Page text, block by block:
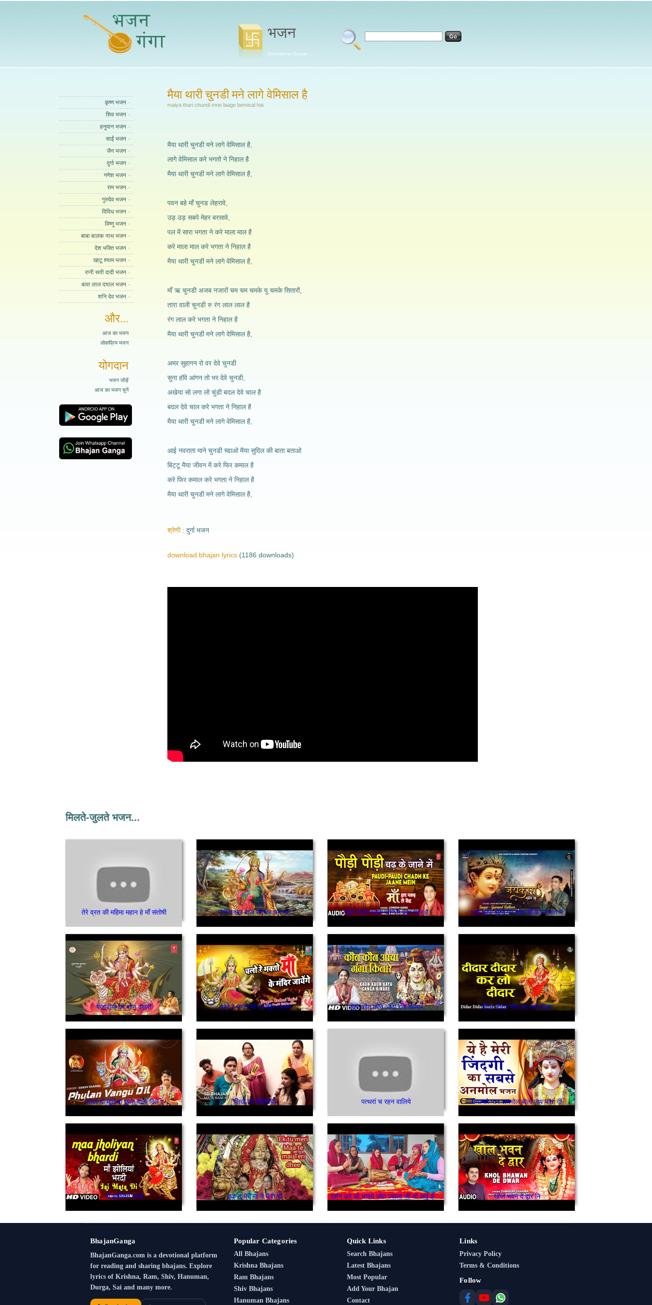
भजन
Devotional Songs
कृष्ण भजन
शिव भजन
हनुमान भजन
साईं भजन
जैन भजन
दुर्गा भजन
गणेश भजन
राम भजन
गुरुदेव भजन
विविध भजन
विष्णु भजन
बाबा बालक नाथ भजन
देश भक्ति भजन
खाटू श्याम भजन
रानी सती दादी भजन
बावा लाल दयाल भजन
शनि देव भजन
और...
आज का भजन
लोकप्रिय भजन
योगदान
भजन जोड़ें
आज का भजन चुनें
मैया थारी चुनडी मने लागे वेमिसाल है
maiya thari chundi mne laage bemisal hai
मैया थारी चुनडी मने लागे वेमिसाल है,
लागे वेमिसाल करे भगतो ने निहाल है
मैया थारी चुनडी मने लागे वेमिसाल है,
पवन बहे माँ चुनड लेहरावे,
उड़ उड़ सबपे मेहर बरसावे,
पल में सारा भगता ने करे माला माल है
करे माला माल करे भगता ने निहाल है
मैया थारी चुनडी मने लागे वेमिसाल है,
माँ ऋ चुनडी अजब नजारों चम चम चमके यु चमके सितारों,
तारा वाली चुनडी रु रंग लाल लाल है
रंग लाल करे भगता ने निहाल है
मैया थारी चुनडी मने लागे वेमिसाल है,
अमर सुहागन रो वर देवे चुनडी
सुना हॉवे आंगन तो भर देवे चुनडी,
अखेया सो लगा लो चुंडी बदल देवे चाल है
बदल देवे चाल करे भगता ने निहाल है
मैया थारी चुनडी मने लागे वेमिसाल है,
आई नवराता माने चुनडी च्डाओ मैया सुदिल की बाता बताओ
बिट्टू मैया जीवन में करे फिर कमाल है
करे फिर कमाल करे भगता ने निहाल है
मैया थारी चुनडी मने लागे वेमिसाल है,
श्रेणी दुर्गा भजन
download bhajan lyrics (1186 downloads)
मिलते-जुलते भजन...
तेरे व्रत की महिमा महान हे माँ संतोषी तेरी पयाल बाजे माँ जब छम छम पोड़ी पोड़ी चडके जाने में बड़ा प्यार है जय कारा बोलो मेरे साथ माँ के जगराते में
पंजाबीयों की शान वखरी चलो रे भगतो माँ के मंदिर जायेगे सुनो कौन कौन आया गंगा किनारे दीदार दीदार मैया का करो दीदार
पत्थर दी मूर्ति दा फुला वाला दिल ए लिखे जो चिट्ठियाँ पत्थरां च रहन वालिये मैया को नाम अनमोल बोलो जय माता दी
माँ झोलियाँ भरदी इक तू मेरी मां ते मैं ते धी दर्शन कर लो भगतो जोत ज्वाला जी तों आई है/ਦਰਸ਼ਨ ਕਰ ਲਓ ਭਗਤੋ खोल भवन दे द्वार नि
BhajanGanga
BhajanGanga.com is a devotional platform
for reading and sharing bhajans. Explore
lyrics of Krishna, Ram, Shiv, Hanuman,
Durga, Sai and many more.
Popular Categories
All Bhajans
Krishna Bhajans
Ram Bhajans
Shiv Bhajans
Hanuman Bhajans
Quick Links
Search Bhajans
Latest Bhajans
Most Popular
Add Your Bhajan
Contact
Links
Privacy Policy
Terms & Conditions
Follow